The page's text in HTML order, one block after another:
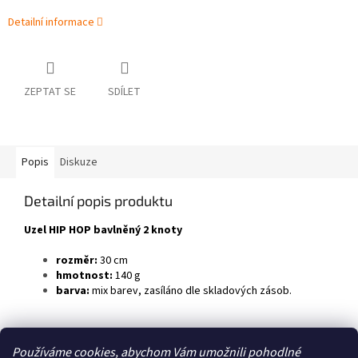
Používáme cookies, abychom Vám umožnili pohodlné
Detailní informace
ZEPTAT SE SDÍLET
Popis Diskuze
Detailní popis produktu
Uzel HIP HOP bavlněný 2 knoty
rozměr: 30 cm
hmotnost: 140 g
barva: mix barev, zasíláno dle skladových zásob.